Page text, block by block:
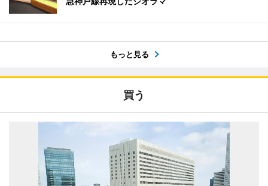
もっと見る
買う